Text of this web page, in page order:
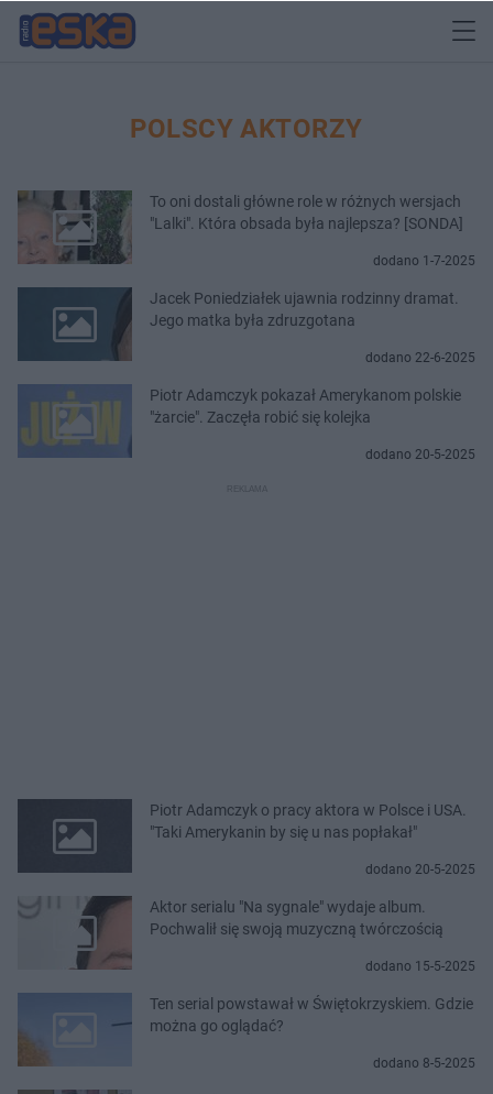
POLSCY AKTORZY
To oni dostali główne role w różnych wersjach
"Lalki". Która obsada była najlepsza? [SONDA]
dodano 1-7-2025
Jacek Poniedziałek ujawnia rodzinny dramat.
Jego matka była zdruzgotana
dodano 22-6-2025
Piotr Adamczyk pokazał Amerykanom polskie
"żarcie". Zaczęła robić się kolejka
dodano 20-5-2025
Piotr Adamczyk o pracy aktora w Polsce i USA.
"Taki Amerykanin by się u nas popłakał"
dodano 20-5-2025
Aktor serialu "Na sygnale" wydaje album.
Pochwalił się swoją muzyczną twórczością
dodano 15-5-2025
Ten serial powstawał w Świętokrzyskiem. Gdzie
można go oglądać?
dodano 8-5-2025